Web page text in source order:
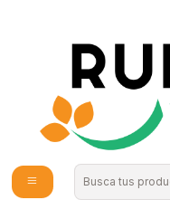
Envío gratis por compras